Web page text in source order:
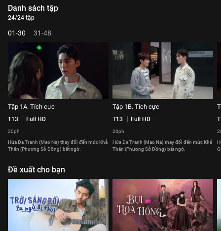
Danh sách tập
24/24 tập
01-30 31-48
Tập 1A. Tích cực
T13 Full HD
20ph
Hứa Đa Tranh (Mao Na) thay đổi đến mức Khả
Thân (Phương Sở Đồng) bất ngờ.
Tập 1B. Tích cực
T13 Full HD
20ph
Hứa Đa Tranh (Mao Na) thay đổi đến mức Khả
Thân (Phương Sở Đồng) bất ngờ.
Đề xuất cho bạn